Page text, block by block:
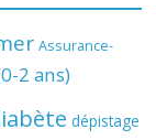
Assurance-
2 ans)
dépistage